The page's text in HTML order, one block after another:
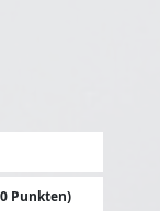
Punkten)